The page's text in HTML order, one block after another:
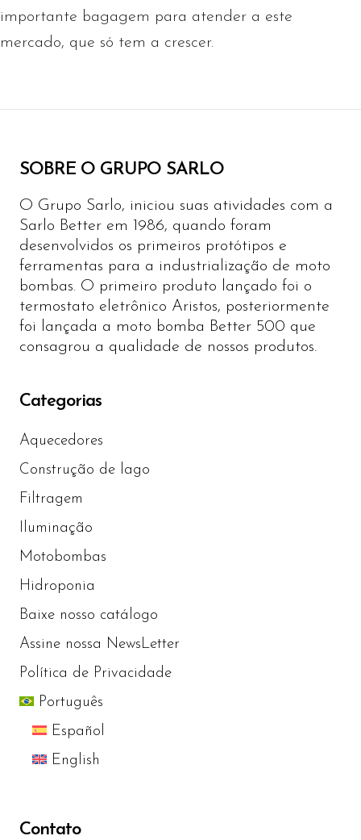
importante bagagem para atender a este
mercado, que só tem a crescer.
SOBRE O GRUPO SARLO
O Grupo Sarlo, iniciou suas atividades com a
Sarlo Better em 1986, quando foram
desenvolvidos os primeiros protótipos e
ferramentas para a industrialização de moto
bombas. O primeiro produto lançado foi o
termostato eletrônico Aristos, posteriormente
foi lançada a moto bomba Better 500 que
consagrou a qualidade de nossos produtos.
Categorias
Aquecedores
Construção de lago
Filtragem
Iluminação
Motobombas
Hidroponia
Baixe nosso catálogo
Assine nossa NewsLetter
Política de Privacidade
Português
Español
English
Contato